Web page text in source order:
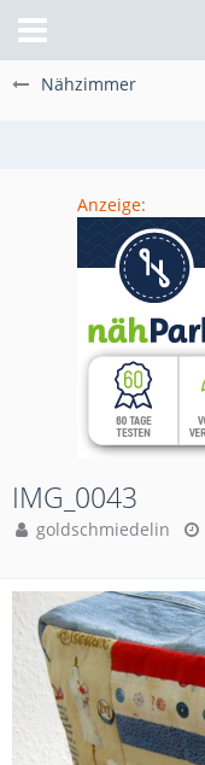
Nähzimmer
Anzeige:
IMG_0043
goldschmiedelin